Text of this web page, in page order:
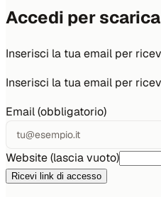
Accedi per
Inserisci la tua email per
Inserisci la tua email per
Email (obbligatorio)
Website (lascia vuoto)
Ricevi link di accesso